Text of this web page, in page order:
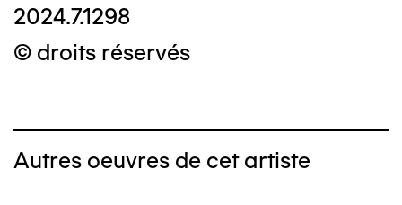
2024.7.1298
© droits réservés
Autres oeuvres de cet artiste